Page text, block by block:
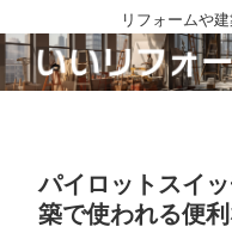
リフォームや
パイロットスイ
築で使われる便